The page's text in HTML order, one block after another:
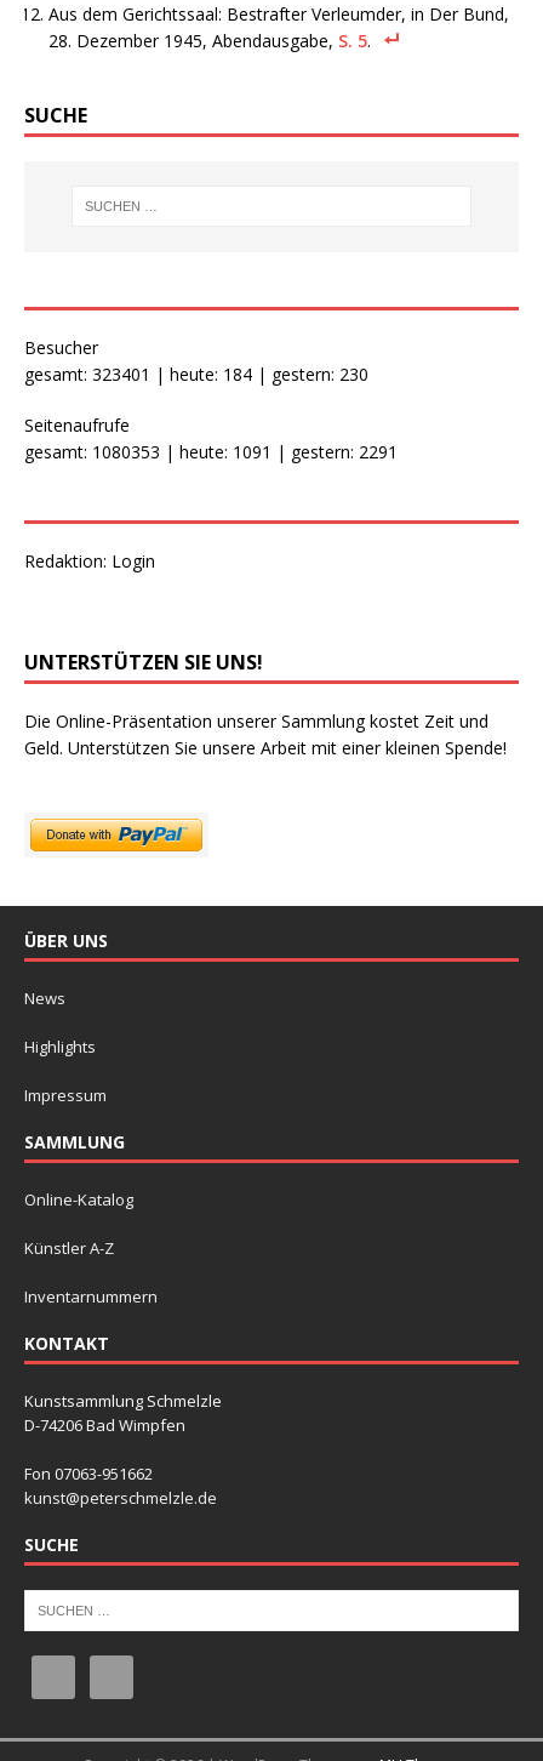
Aus dem Gerichtssaal: Bestrafter Verleumder, in Der Bund,
28. Dezember 1945, Abendausgabe, S. 5.
SUCHE
Besucher
gesamt: 323401 | heute: 184 | gestern: 230
Seitenaufrufe
gesamt: 1080353 | heute: 1091 | gestern: 2291
Redaktion: Login
UNTERSTÜTZEN SIE UNS!
Die Online-Präsentation unserer Sammlung kostet Zeit und
Geld. Unterstützen Sie unsere Arbeit mit einer kleinen Spende!
ÜBER UNS
News
Highlights
Impressum
SAMMLUNG
Online-Katalog
Künstler A-Z
Inventarnummern
KONTAKT
Kunstsammlung Schmelzle
D-74206 Bad Wimpfen
Fon 07063-951662
kunst@peterschmelzle.de
SUCHE